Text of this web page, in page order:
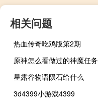
相关问题
热血传奇吃鸡版第2期
原神怎么看做过的神魔任务
星露谷物语陨石给什么
3d4399小游戏4399